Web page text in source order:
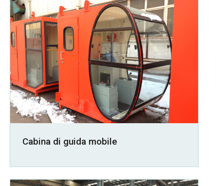
Cabina di guida mobile